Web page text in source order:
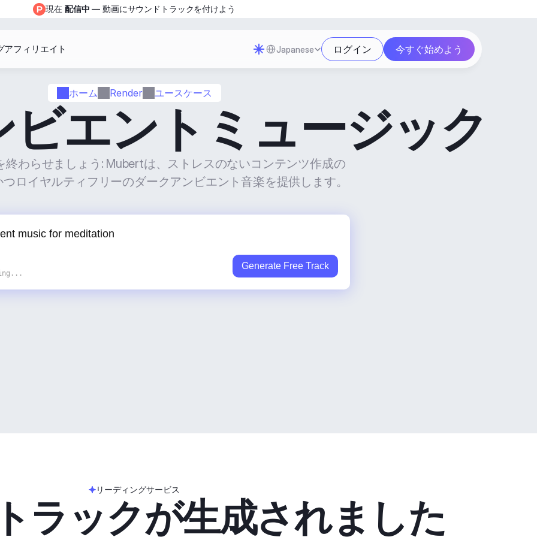
ホーム Render ユースケース
エントミュージック
終わらせましょう: Mubertは、ストレスのないコンテンツ作成の
ロイヤルティフリーのダークアンビエント音楽を提供します。
Generate Free Track
リーディングサービス
ラックが生成されました
現在 配信中 — 動画にサウンドトラックを付けよう
アフィリエイト Select Language
Japanese ログイン 今すぐ始めよう